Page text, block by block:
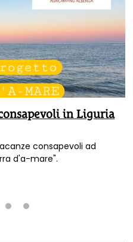
in Liguria
consapevoli ad
d'a-mare".